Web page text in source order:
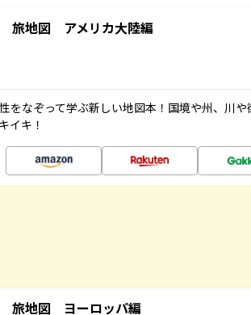
旅地図 アメリカ大陸編
をなぞって学ぶ新しい地図本！国境や州、川
イキ！
旅地図 ヨーロッパ編